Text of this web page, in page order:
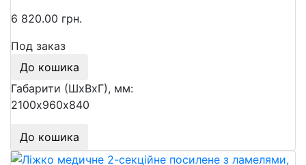
6 820.00 грн.
Под заказ
До кошика
Габарити (ШхВхГ), мм:
2100х960х840
До кошика